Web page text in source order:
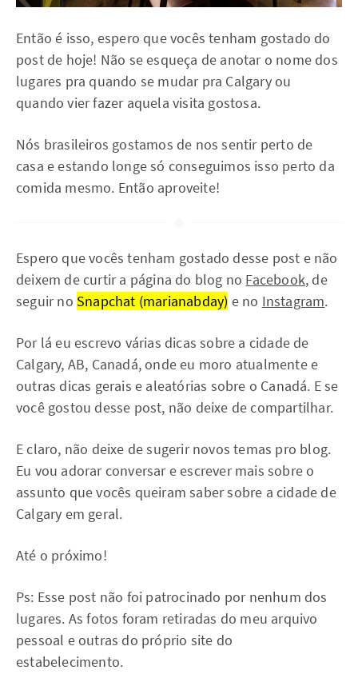
Então é isso, espero que vocês tenham gostado do
post de hoje! Não se esqueça de anotar o nome dos
lugares pra quando se mudar pra Calgary ou
quando vier fazer aquela visita gostosa.
Nós brasileiros gostamos de nos sentir perto de
casa e estando longe só conseguimos isso perto da
comida mesmo. Então aproveite!
Espero que vocês tenham gostado desse post e não
deixem de curtir a página do blog no Facebook, de
seguir no Snapchat (marianabday) e no Instagram.
Por lá eu escrevo várias dicas sobre a cidade de
Calgary, AB, Canadá, onde eu moro atualmente e
outras dicas gerais e aleatórias sobre o Canadá. E se
você gostou desse post, não deixe de compartilhar.
E claro, não deixe de sugerir novos temas pro blog.
Eu vou adorar conversar e escrever mais sobre o
assunto que vocês queiram saber sobre a cidade de
Calgary em geral.
Até o próximo!
Ps: Esse post não foi patrocinado por nenhum dos
lugares. As fotos foram retiradas do meu arquivo
pessoal e outras do próprio site do
estabelecimento.